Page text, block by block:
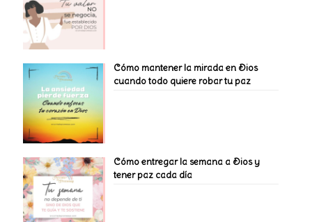
Cómo mantener la mirada en Dios
cuando todo quiere robar tu paz
Cómo entregar la semana a Dios y
tener paz cada día